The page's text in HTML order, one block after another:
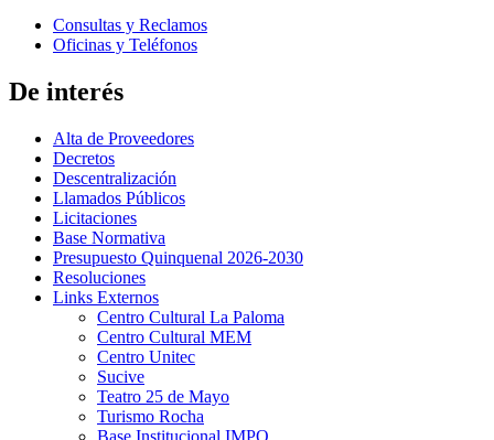
Consultas y Reclamos
Oficinas y Teléfonos
De interés
Alta de Proveedores
Decretos
Descentralización
Llamados Públicos
Licitaciones
Base Normativa
Presupuesto Quinquenal 2026-2030
Resoluciones
Links Externos
Centro Cultural La Paloma
Centro Cultural MEM
Centro Unitec
Sucive
Teatro 25 de Mayo
Turismo Rocha